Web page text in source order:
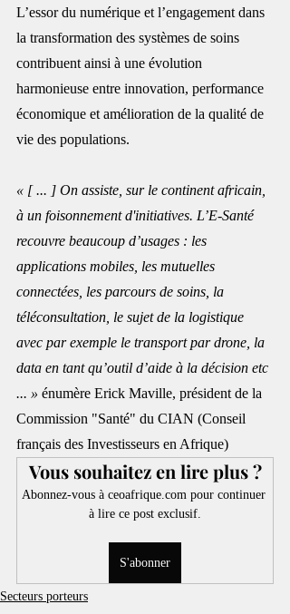
L’essor du numérique et l’engagement dans
la transformation des systèmes de soins
contribuent ainsi à une évolution
harmonieuse entre innovation, performance
économique et amélioration de la qualité de
vie des populations.
« [ ... ] On assiste, sur le continent africain,
à un foisonnement d'initiatives. L’E-Santé
recouvre beaucoup d’usages : les
applications mobiles, les mutuelles
connectées, les parcours de soins, la
téléconsultation, le sujet de la logistique
avec par exemple le transport par drone, la
data en tant qu’outil d’aide à la décision etc
... » énumère Erick Maville, président de la
Commission "Santé" du CIAN (Conseil
français des Investisseurs en Afrique)
Vous souhaitez en lire plus ?
Abonnez-vous à ceoafrique.com pour continuer
à lire ce post exclusif.
S'abonner
Secteurs porteurs